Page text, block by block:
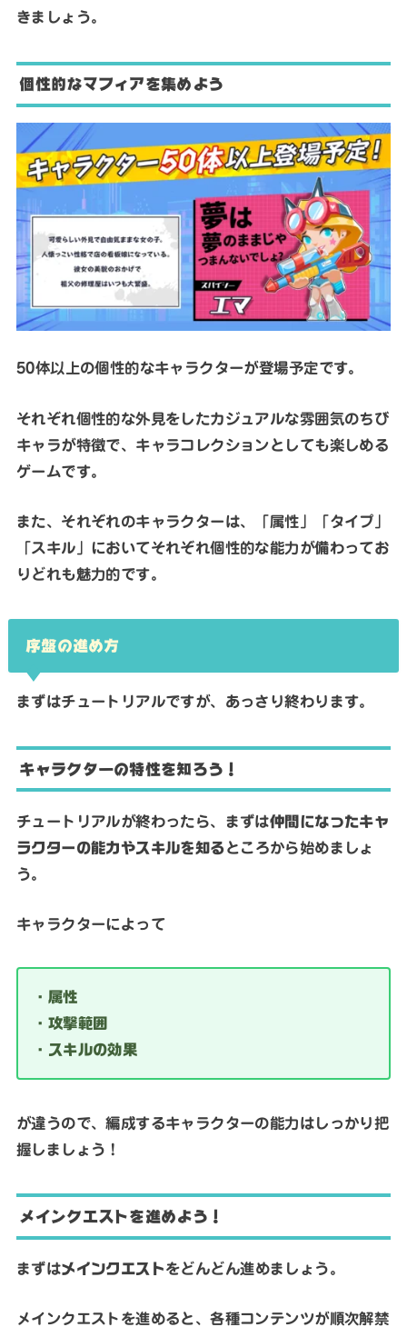
きましょう。
個性的なマフィアを集めよう
50体以上の個性的なキャラクターが登場予定です。
それぞれ個性的な外見をしたカジュアルな雰囲気のちび
キャラが特徴で、キャラコレクションとしても楽しめる
ゲームです。
また、それぞれのキャラクターは、「属性」「タイプ」
「スキル」においてそれぞれ個性的な能力が備わってお
りどれも魅力的です。
序盤の進め方
まずはチュートリアルですが、あっさり終わります。
キャラクターの特性を知ろう！
チュートリアルが終わったら、まずは仲間になったキャ
ラクターの能力やスキルを知るところから始めましょ
う。
キャラクターによって
・属性
・攻撃範囲
・スキルの効果
が違うので、編成するキャラクターの能力はしっかり把
握しましょう！
メインクエストを進めよう！
まずはメインクエストをどんどん進めましょう。
メインクエストを進めると、各種コンテンツが順次解禁